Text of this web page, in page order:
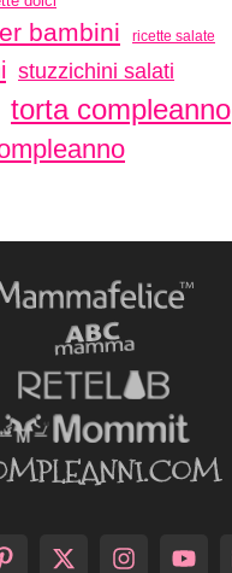
bambini ricette salate
stuzzichini salati
torta compleanno